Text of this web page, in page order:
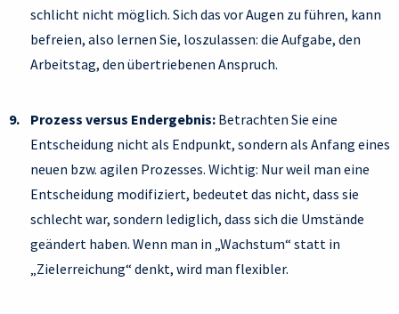
schlicht nicht möglich. Sich das vor Augen zu führen, kann
befreien, also lernen Sie, loszulassen: die Aufgabe, den
Arbeitstag, den übertriebenen Anspruch.
Prozess versus Endergebnis: Betrachten Sie eine
Entscheidung nicht als Endpunkt, sondern als Anfang eines
neuen bzw. agilen Prozesses. Wichtig: Nur weil man eine
Entscheidung modifiziert, bedeutet das nicht, dass sie
schlecht war, sondern lediglich, dass sich die Umstände
geändert haben. Wenn man in „Wachstum“ statt in
„Zielerreichung“ denkt, wird man flexibler.